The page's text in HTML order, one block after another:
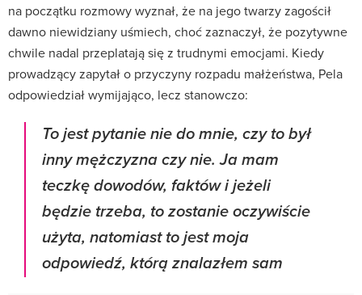
na początku rozmowy wyznał, że na jego twarzy zagościł
dawno niewidziany uśmiech, choć zaznaczył, że pozytywne
chwile nadal przeplatają się z trudnymi emocjami. Kiedy
prowadzący zapytał o przyczyny rozpadu małżeństwa, Pela
odpowiedział wymijająco, lecz stanowczo:
To jest pytanie nie do mnie, czy to był
inny mężczyzna czy nie. Ja mam
teczkę dowodów, faktów i jeżeli
będzie trzeba, to zostanie oczywiście
użyta, natomiast to jest moja
odpowiedź, którą znalazłem sam